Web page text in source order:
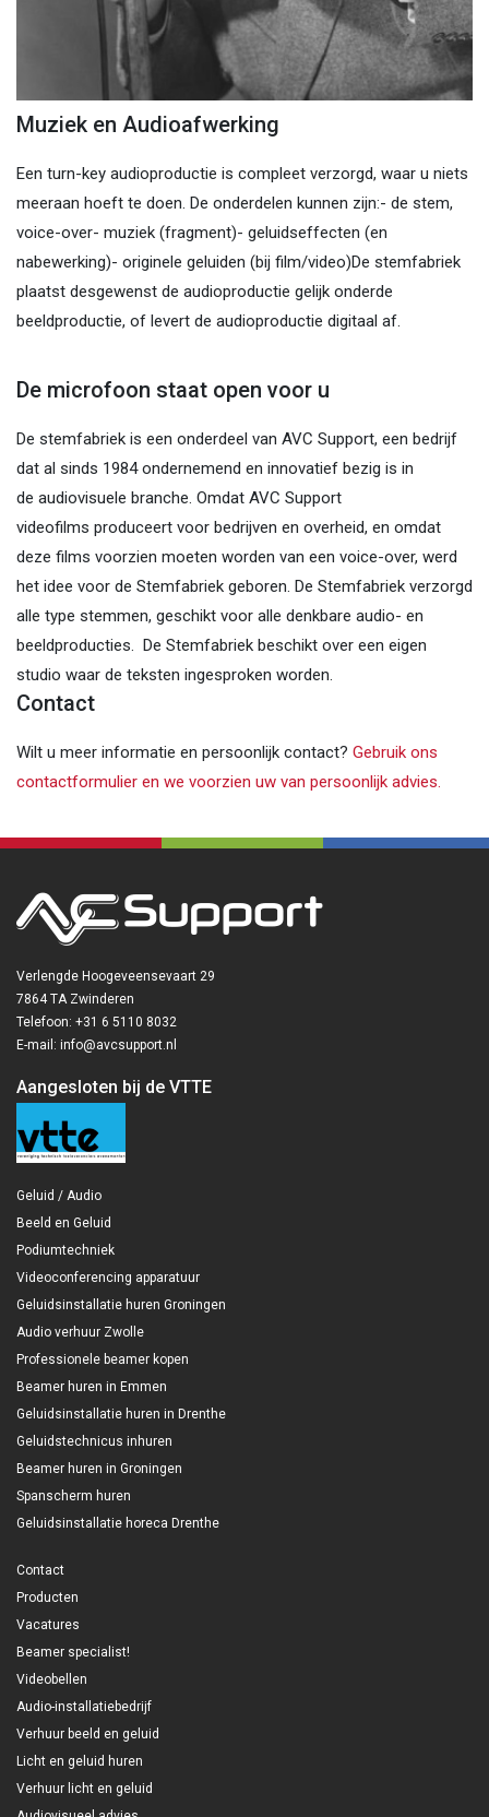
Muziek en Audioafwerking
Een turn-key audioproductie is compleet verzorgd, waar u niets
meeraan hoeft te doen. De onderdelen kunnen zijn:- de stem,
voice-over- muziek (fragment)- geluidseffecten (en
nabewerking)- originele geluiden (bij film/video)De stemfabriek
plaatst desgewenst de audioproductie gelijk onderde
beeldproductie, of levert de audioproductie digitaal af.
De microfoon staat open voor u
De stemfabriek is een onderdeel van AVC Support, een bedrijf
dat al sinds 1984 ondernemend en innovatief bezig is in
de audiovisuele branche. Omdat AVC Support
videofilms produceert voor bedrijven en overheid, en omdat
deze films voorzien moeten worden van een voice-over, werd
het idee voor de Stemfabriek geboren. De Stemfabriek verzorgd
alle type stemmen, geschikt voor alle denkbare audio- en
beeldproducties.
De Stemfabriek beschikt over een eigen
studio waar de teksten ingesproken worden.
Contact
Wilt u meer informatie en persoonlijk contact? Gebruik ons
contactformulier en we voorzien uw van persoonlijk advies.
Verlengde Hoogeveensevaart 29
7864 TA Zwinderen
Telefoon: +31 6 5110 8032
E-mail: info@avcsupport.nl
Aangesloten bij de VTTE
Geluid / Audio
Beeld en Geluid
Podiumtechniek
Videoconferencing apparatuur
Geluidsinstallatie huren Groningen
Audio verhuur Zwolle
Professionele beamer kopen
Beamer huren in Emmen
Geluidsinstallatie huren in Drenthe
Geluidstechnicus inhuren
Beamer huren in Groningen
Spanscherm huren
Geluidsinstallatie horeca Drenthe
Contact
Producten
Vacatures
Beamer specialist!
Videobellen
Audio-installatiebedrijf
Verhuur beeld en geluid
Licht en geluid huren
Verhuur licht en geluid